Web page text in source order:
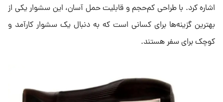
اشاره کرد. با طراحی کم‌حجم و قابلیت حمل آسان، این سشوار یکی از
بهترین گزینه‌ها برای کسانی است که به دنبال یک سشوار کارآمد و
کوچک برای سفر هستند.